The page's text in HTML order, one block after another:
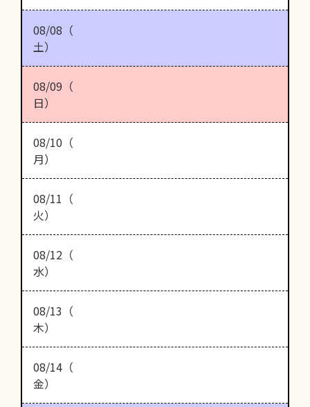
08/08（
土）
08/09（
日）
08/10（
月）
08/11（
火）
08/12（
水）
08/13（
木）
08/14（
金）